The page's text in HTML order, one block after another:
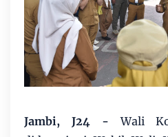
Jambi, J24 -Wali